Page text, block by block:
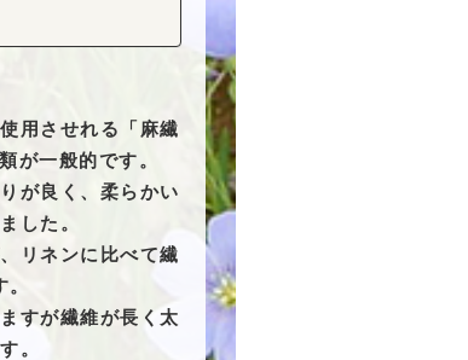
用させれる「麻繊
が一般的です。
が良く、柔らかい
した。
リネンに比べて繊
すが繊維が長く太
。